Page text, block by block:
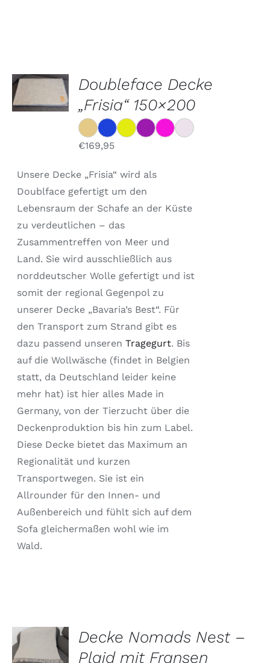
OPTIONEN
DIESES
PRODUKT
VARIANTEN
OPTIONEN
KÖNNEN
DER
PRODUKTSEITE
GEWÄHLT
WERDEN
DETAILS
Doubleface Decke
„Frisia“ 150×200
€169,95
Unsere Decke „Frisia“ wird als
Doublface gefertigt um den
Lebensraum der Schafe an der Küste
zu verdeutlichen – das
Zusammentreffen von Meer und
Land. Sie wird ausschließlich aus
norddeutscher Wolle gefertigt und ist
somit der regional Gegenpol zu
unserer Decke „Bavaria’s Best“. Für
den Transport zum Strand gibt es
dazu passend unserenTragegurt. Bis
auf die Wollwäsche (findet in Belgien
statt, da Deutschland leider keine
mehr hat) ist hier alles Made in
Germany, von der Tierzucht über die
Deckenproduktion bis hin zum Label.
Diese Decke bietet das Maximum an
Regionalität und kurzen
Transportwegen. Sie ist ein
Allrounder für den Innen- und
Außenbereich und fühlt sich auf dem
Sofa gleichermaßen wohl wie im
Wald.
OPTIONEN
WÄHLEN
DIESES
Decke Nomads Nest –
Plaid mit Fransen